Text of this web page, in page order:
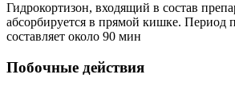
Гидрокортизон, входящий в состав
абсорбируется в прямой кишке. Период
составляет около 90 мин
Побочные действия